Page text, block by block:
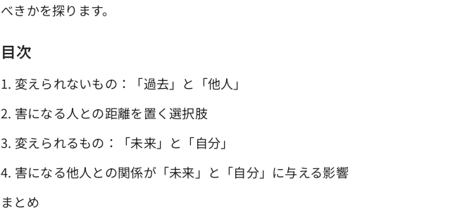
べきかを探ります。
目次
1. 変えられないもの：「過去」と「他人」
2. 害になる人との距離を置く選択肢
3. 変えられるもの：「未来」と「自分」
4. 害になる他人との関係が「未来」と「自分」に与える影響
まとめ